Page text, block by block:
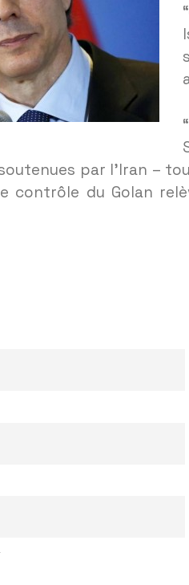
par l’Iran –
contrôle du Golan